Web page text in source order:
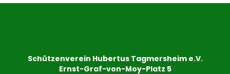
Schützenverein Hubertus Tagmersheim e.V.
Ernst-Graf-von-Moy-Platz 5